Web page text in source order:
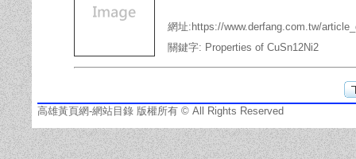
網址:https://www.derfang.com.tw/
關鍵字: Properties of CuSn12Ni2
高雄黃頁網-網站目錄 版權所有 © All Rights Reserved